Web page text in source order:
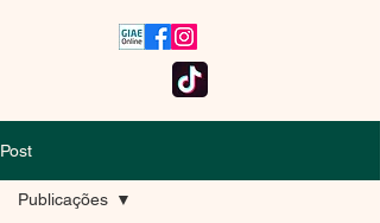
Post
Publicações